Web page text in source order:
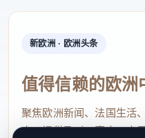
同比增长195.2%；截至
位居世界第一。在大型
新欧洲 · 欧洲头条
值得信赖的欧洲
聚焦欧洲新闻、法国生活
点，提供及时、真实、实